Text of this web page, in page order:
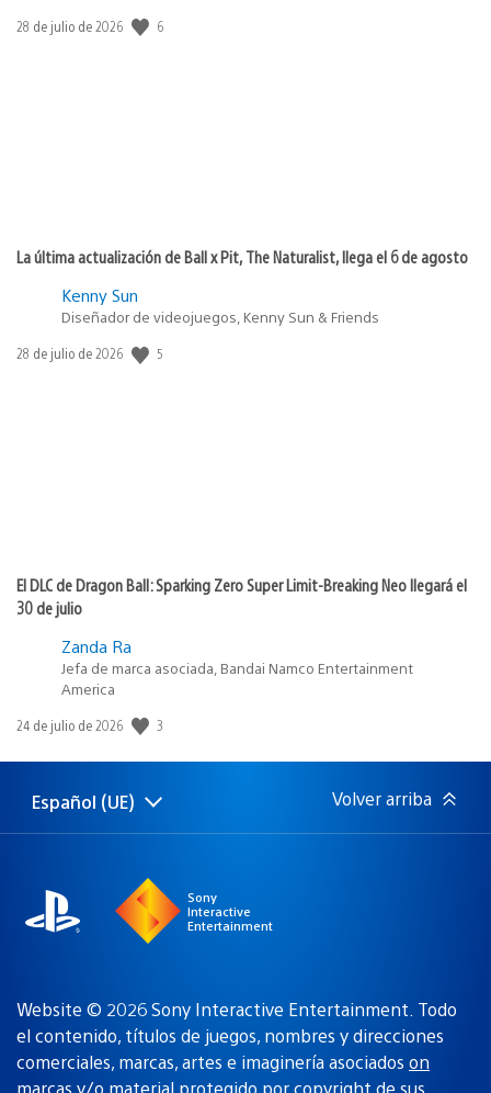
Fecha
28 de julio de 2026 6
La última actualización de Ball x Pit, The Naturalist, llega el 6 de agosto
Kenny Sun
Diseñador de videojuegos, Kenny Sun & Friends
Fecha
28 de julio de 2026 5
El DLC de Dragon Ball: Sparking Zero Super Limit-Breaking Neo llegará el
30 de julio
Zanda Ra
Jefa de marca asociada, Bandai Namco Entertainment
America
Fecha
publicación:
24 de julio de 2026 3
Selecciona
Región
Español (UE) Volver arriba
Sony
Interactive
Entertainment
Website © 2026 Sony Interactive Entertainment. Todo
el contenido, títulos de juegos, nombres y direcciones
comerciales, marcas, artes e imaginería asociados on
marcas y/o material protegido por copyright de sus